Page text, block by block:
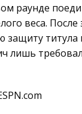
раунде
веса. После
защиту
лишь